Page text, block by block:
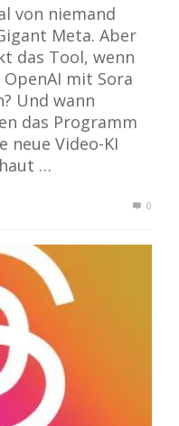
von niemand
Meta. Aber
das Tool, wenn
mit Sora
Und wann
das Programm
neue Video-KI
…
0